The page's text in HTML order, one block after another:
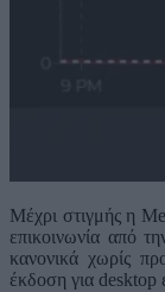
Μέχρι στιγμής η
επικοινωνία από
κανονικά χωρίς
έκδοση για desktop